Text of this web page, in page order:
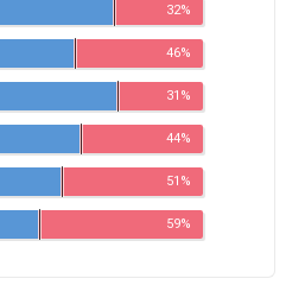
32%
46%
31%
44%
51%
59%